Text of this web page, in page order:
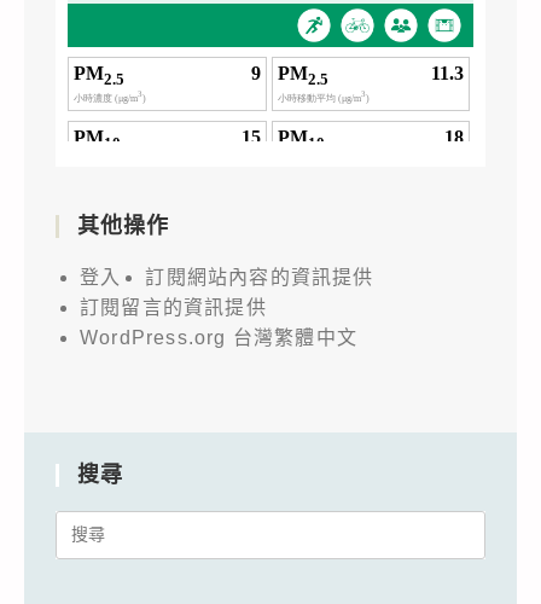
其他操作
登入
訂閱網站內容的資訊提供
訂閱留言的資訊提供
WordPress.org 台灣繁體中文
搜尋
Search